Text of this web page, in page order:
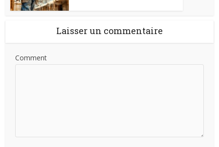
Laisser un commentaire
Comment